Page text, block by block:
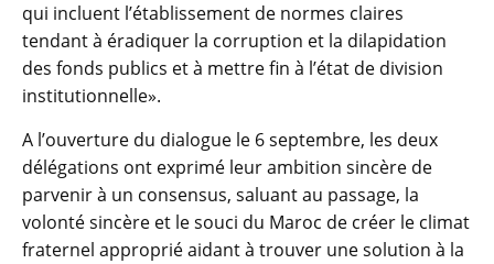
qui incluent l’établissement de normes claires
tendant à éradiquer la corruption et la dilapidation
des fonds publics et à mettre fin à l’état de division
institutionnelle».
A l’ouverture du dialogue le 6 septembre, les deux
délégations ont exprimé leur ambition sincère de
parvenir à un consensus, saluant au passage, la
volonté sincère et le souci du Maroc de créer le climat
fraternel approprié aidant à trouver une solution à la